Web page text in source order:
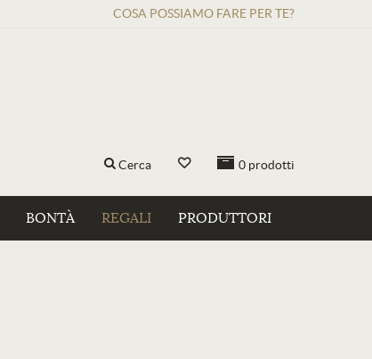
COSA POSSIAMO FARE PER TE?
0 prodotti
Cerca
BONTÀ REGALI PRODUTTORI